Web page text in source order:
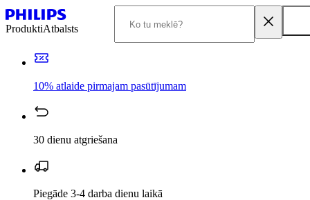
ProduktiAtbalsts
10% atlaide pirmajam pasūtījumam
30 dienu atgriešana
Piegāde 3-4 darba dienu laikā